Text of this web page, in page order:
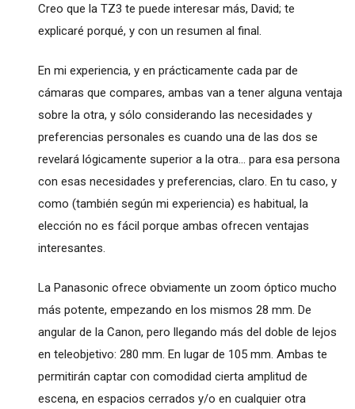
Creo que la TZ3 te puede interesar más, David; te
explicaré porqué, y con un resumen al final.
En mi experiencia, y en prácticamente cada par de
cámaras que compares, ambas van a tener alguna ventaja
sobre la otra, y sólo considerando las necesidades y
preferencias personales es cuando una de las dos se
revelará lógicamente superior a la otra... para esa persona
con esas necesidades y preferencias, claro. En tu caso, y
como (también según mi experiencia) es habitual, la
elección no es fácil porque ambas ofrecen ventajas
interesantes.
La Panasonic ofrece obviamente un zoom óptico mucho
más potente, empezando en los mismos 28 mm. De
angular de la Canon, pero llegando más del doble de lejos
en teleobjetivo: 280 mm. En lugar de 105 mm. Ambas te
permitirán captar con comodidad cierta amplitud de
escena, en espacios cerrados y/o en cualquier otra